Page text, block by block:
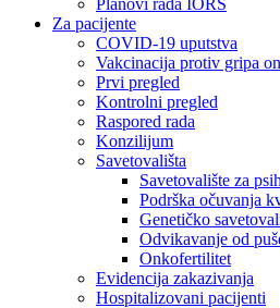
Za pacijente
COVID-19 uputstva
Vakcinacija protiv gripa
Prvi pregled
Kontrolni pregled
Raspored rada
Konzilijum
Savetovališta
Savetovalište za
Podrška očuvanja
Genetičko
Odvikavanje od
Onkofertilitet
Evidencija zakazivanja
Hospitalizovani pacijenti